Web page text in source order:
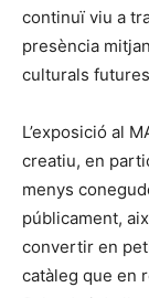
continuï viu a
presència
culturals
L’exposició al
creatiu, en
menys
públicament,
convertir en
catàleg que en